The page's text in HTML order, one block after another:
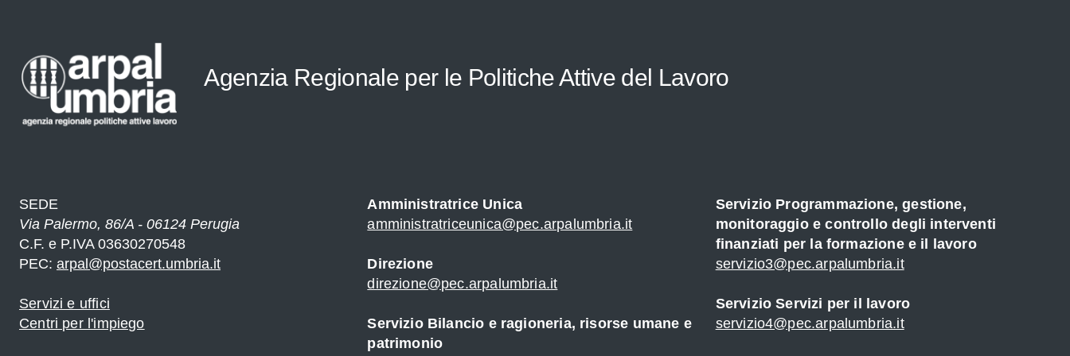
Agenzia Regionale per le Politiche Attive del Lavoro
SEDE
Via Palermo, 86/A - 06124 Perugia
C.F. e P.IVA 03630270548
PEC: arpal@postacert.umbria.it
Servizi e uffici
Centri per l'impiego
Amministratrice Unica
amministratriceunica@pec.arpalumbria.it
Direzione
direzione@pec.arpalumbria.it
Servizio Bilancio e ragioneria, risorse umane e
patrimonio
Servizio Programmazione, gestione,
monitoraggio e controllo degli interventi
finanziati per la formazione e il lavoro
servizio3@pec.arpalumbria.it
Servizio Servizi per il lavoro
servizio4@pec.arpalumbria.it